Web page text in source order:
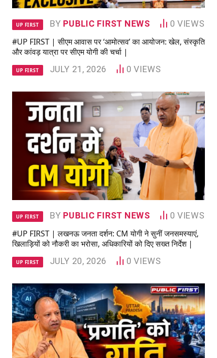
UP FIRST BY PUBLIC FIRST NEWS 0VIEWS
#UP FIRST | सीएम आवास पर ‘आमोत्सव’ का आयोजन: खेल, संस्कृति
और कांवड़ यात्रा पर सीएम योगी की चर्चा |
UP FIRST JULY 21, 2026 0VIEWS
UP FIRST BY PUBLIC FIRST NEWS 0VIEWS
#UP FIRST | लखनऊ जनता दर्शन: CM योगी ने सुनीं जनसमस्याएं,
खिलाड़ियों को नौकरी का भरोसा, अधिकारियों को दिए सख्त निर्देश |
UP FIRST JULY 20, 2026 0VIEWS